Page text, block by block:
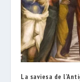
La saviesa de